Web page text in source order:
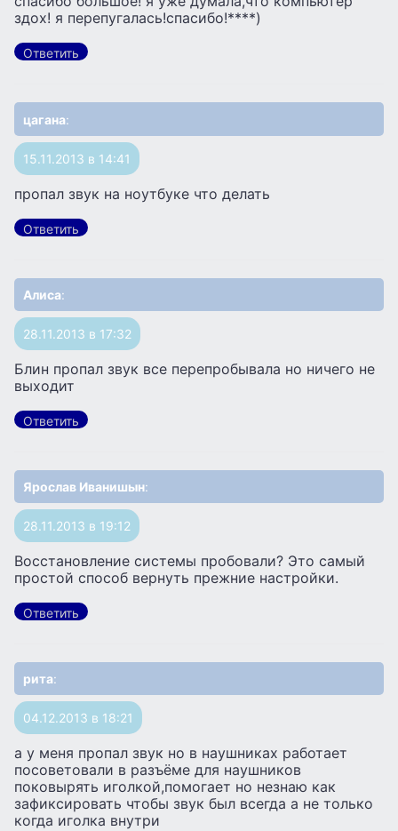
здох! я перепугалась!спасибо!****)
Ответить
цагана:
15.11.2013 в 14:41
пропал звук на ноутбуке что делать
Ответить
Алиса:
28.11.2013 в 17:32
Блин пропал звук все перепробывала но ничего не
выходит
Ответить
Ярослав Иванишын:
28.11.2013 в 19:12
Восстановление системы пробовали? Это самый
простой способ вернуть прежние настройки.
Ответить
рита:
04.12.2013 в 18:21
а у меня пропал звук но в наушниках работает
посоветовали в разъёме для наушников
поковырять иголкой,помогает но незнаю как
зафиксировать чтобы звук был всегда а не только
когда иголка внутри